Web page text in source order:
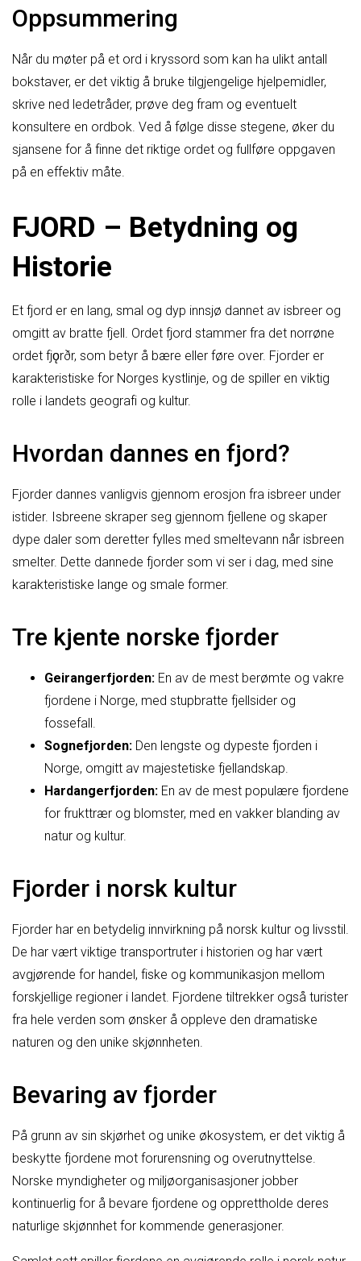
Oppsummering
Når du møter på et ord i kryssord som kan ha ulikt antall
bokstaver, er det viktig å bruke tilgjengelige hjelpemidler,
skrive ned ledetråder, prøve deg fram og eventuelt
konsultere en ordbok. Ved å følge disse stegene, øker du
sjansene for å finne det riktige ordet og fullføre oppgaven
på en effektiv måte.
FJORD – Betydning og
Historie
Et fjord er en lang, smal og dyp innsjø dannet av isbreer og
omgitt av bratte fjell. Ordet fjord stammer fra det norrøne
ordet fjǫrðr, som betyr å bære eller føre over. Fjorder er
karakteristiske for Norges kystlinje, og de spiller en viktig
rolle i landets geografi og kultur.
Hvordan dannes en fjord?
Fjorder dannes vanligvis gjennom erosjon fra isbreer under
istider. Isbreene skraper seg gjennom fjellene og skaper
dype daler som deretter fylles med smeltevann når isbreen
smelter. Dette dannede fjorder som vi ser i dag, med sine
karakteristiske lange og smale former.
Tre kjente norske fjorder
Geirangerfjorden: En av de mest berømte og vakre
fjordene i Norge, med stupbratte fjellsider og
fossefall.
Sognefjorden: Den lengste og dypeste fjorden i
Norge, omgitt av majestetiske fjellandskap.
Hardangerfjorden: En av de mest populære fjordene
for frukttrær og blomster, med en vakker blanding av
natur og kultur.
Fjorder i norsk kultur
Fjorder har en betydelig innvirkning på norsk kultur og livsstil.
De har vært viktige transportruter i historien og har vært
avgjørende for handel, fiske og kommunikasjon mellom
forskjellige regioner i landet. Fjordene tiltrekker også turister
fra hele verden som ønsker å oppleve den dramatiske
naturen og den unike skjønnheten.
Bevaring av fjorder
På grunn av sin skjørhet og unike økosystem, er det viktig å
beskytte fjordene mot forurensning og overutnyttelse.
Norske myndigheter og miljøorganisasjoner jobber
kontinuerlig for å bevare fjordene og opprettholde deres
naturlige skjønnhet for kommende generasjoner.